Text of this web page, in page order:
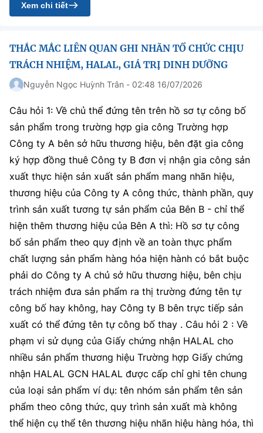
Xem chi tiết
THẮC MẮC LIÊN QUAN GHI NHÃN TỔ CHỨC CHỊU
TRÁCH NHIỆM, HALAL, GIÁ TRỊ DINH DƯỠNG
Nguyễn Ngọc Huỳnh Trân - 02:48 16/07/2026
Câu hỏi 1: Về chủ thể đứng tên trên hồ sơ tự công bố
sản phẩm trong trường hợp gia công Trường hợp
Công ty A bên sở hữu thương hiệu, bên đặt gia công
ký hợp đồng thuê Công ty B đơn vị nhận gia công sản
xuất thực hiện sản xuất sản phẩm mang nhãn hiệu,
thương hiệu của Công ty A công thức, thành phần, quy
trình sản xuất tương tự sản phẩm của Bên B - chỉ thể
hiện thêm thương hiệu của Bên A thì: Hồ sơ tự công
bố sản phẩm theo quy định về an toàn thực phẩm
chất lượng sản phẩm hàng hóa hiện hành có bắt buộc
phải do Công ty A chủ sở hữu thương hiệu, bên chịu
trách nhiệm đưa sản phẩm ra thị trường đứng tên tự
công bố hay không, hay Công ty B bên trực tiếp sản
xuất có thể đứng tên tự công bố thay . Câu hỏi 2 : Về
phạm vi sử dụng của Giấy chứng nhận HALAL cho
nhiều sản phẩm thương hiệu Trường hợp Giấy chứng
nhận HALAL GCN HALAL được cấp chỉ ghi tên chung
của loại sản phẩm ví dụ: tên nhóm sản phẩm tên sản
phẩm theo công thức, quy trình sản xuất mà không
thể hiện cụ thể tên thương hiệu nhãn hiệu hàng hóa, thì